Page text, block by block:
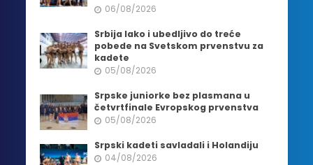
06/08/2026
Srbija lako i ubedljivo do treće
pobede na Svetskom prvenstvu za
kadete
05/08/2026
Srpske juniorke bez plasmana u
četvrtfinale Evropskog prvenstva
05/08/2026
Srpski kadeti savladali i Holandiju
04/08/2026